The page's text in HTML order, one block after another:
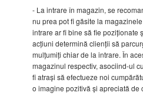
- La intrare în magazin, se
nu prea pot fi găsite la
intrare ar fi bine să fie poziționate
acțiuni determină clienții să
mulțumiți chiar de la intrare. În
magazinul respectiv, asociind-ul
fi atrași să efectueze noi
o imagine pozitivă și apreciată de